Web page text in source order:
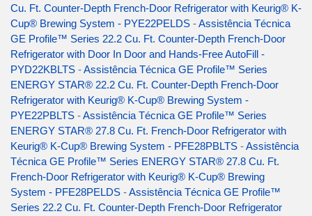
Cu. Ft. Counter-Depth French-Door Refrigerator with Keurig® K-
Cup® Brewing System - PYE22PELDS -Assistência Técnica
GE Profile™ Series 22.2 Cu. Ft. Counter-Depth French-Door
Refrigerator with Door In Door and Hands-Free AutoFill -
PYD22KBLTS -Assistência Técnica GE Profile™ Series
ENERGY STAR® 22.2 Cu. Ft. Counter-Depth French-Door
Refrigerator with Keurig® K-Cup® Brewing System -
PYE22PBLTS -Assistência Técnica GE Profile™ Series
ENERGY STAR® 27.8 Cu. Ft. French-Door Refrigerator with
Keurig® K-Cup® Brewing System - PFE28PBLTS -Assistência
Técnica GE Profile™ Series ENERGY STAR® 27.8 Cu. Ft.
French-Door Refrigerator with Keurig® K-Cup® Brewing
System - PFE28PELDS -Assistência Técnica GE Profile™
Series 22.2 Cu. Ft. Counter-Depth French-Door Refrigerator